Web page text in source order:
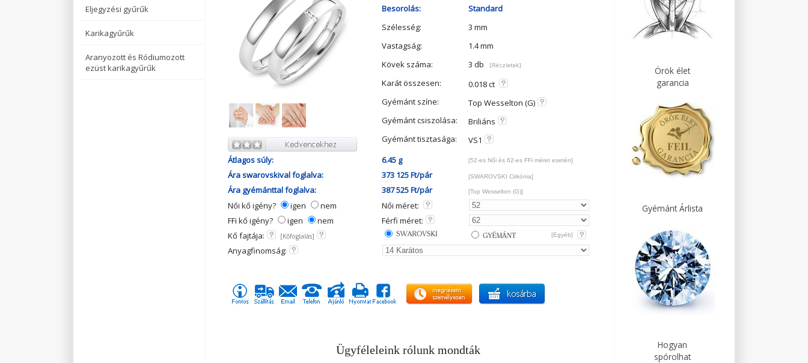
Eljegyzési gyűrűk
Karikagyűrűk
Aranyozott és Ródiumozott
ezüst karikagyűrűk
Besorolás:
Standard
Szélesség:
3 mm
Vastagság:
1.4 mm
Kövek száma:
3 db [Részletek]
Karát összesen:
0.018 ct
Gyémánt színe:
Top Wesselton (G)
Gyémánt csiszolása:
Briliáns
Gyémánt tisztasága:
VS1
Átlagos súly:
6.45 g [52-es Női és 62-es FFi méret esetén]
Ára swarovskival foglalva: 373 125 Ft/pár [SWAROVSKI Cirkónia]
Ára gyémánttal foglalva: 387 525 Ft/pár [Top Wesselton (G)]
Női kő igény? igen nem
Női méret:
FFi kő igény?
igen nem
Férfi méret:
Kő fajtája:
[Kőfoglalás] [Egyéb]
Anyagfinomság:
Ügyféleleink rólunk mondták
Örök élet
garancia
Gyémánt Árlista
Hogyan
spórolhat